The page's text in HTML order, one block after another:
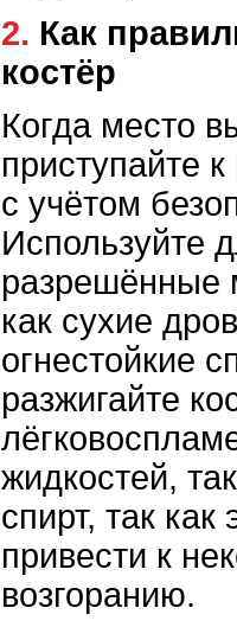
2. Как правильно разжигать
костёр
Когда место
приступайте
с учётом
Используйте
разрешённые
как сухие
огнестойкие
разжигайте
жидкостей,
спирт, так
привести к
возгоранию.